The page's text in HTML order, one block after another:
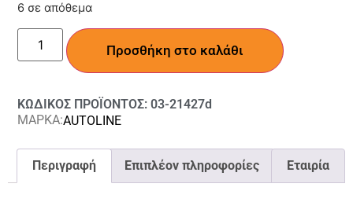
6 σε απόθεμα
Προσθήκη στο καλάθι
ΚΩΔΙΚΟΣ ΠΡΟΪΟΝΤΟΣ: 03-21427d
ΜΑΡΚΑ:AUTOLINE
Περιγραφή Επιπλέον πληροφορίες Εταιρία